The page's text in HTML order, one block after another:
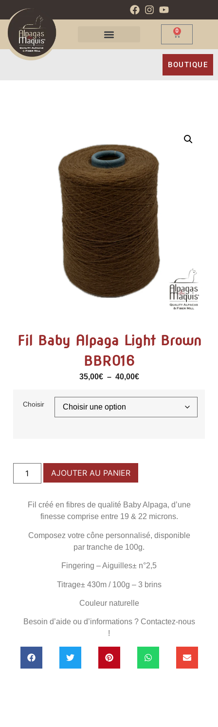
0
BOUTIQUE
Fil Baby Alpaga Light Brown
BBRO16
35,00€ – 40,00€
Choisir
AJOUTER AU PANIER
Fil créé en fibres de qualité Baby Alpaga, d’une
finesse comprise entre 19 & 22 microns.
Composez votre cône personnalisé, disponible
par tranche de 100g.
Fingering – Aiguilles± n°2,5
Titrage± 430m / 100g – 3 brins
Couleur naturelle
Besoin d’aide ou d’informations ? Contactez-nous
!